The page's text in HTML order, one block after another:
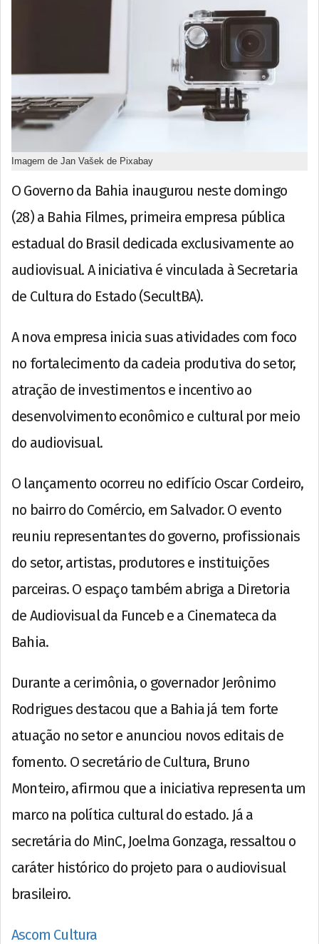
Imagem de Jan Vašek de Pixabay
O Governo da Bahia inaugurou neste domingo
(28) a Bahia Filmes, primeira empresa pública
estadual do Brasil dedicada exclusivamente ao
audiovisual. A iniciativa é vinculada à Secretaria
de Cultura do Estado (SecultBA).
A nova empresa inicia suas atividades com foco
no fortalecimento da cadeia produtiva do setor,
atração de investimentos e incentivo ao
desenvolvimento econômico e cultural por meio
do audiovisual.
O lançamento ocorreu no edifício Oscar Cordeiro,
no bairro do Comércio, em Salvador. O evento
reuniu representantes do governo, profissionais
do setor, artistas, produtores e instituições
parceiras. O espaço também abriga a Diretoria
de Audiovisual da Funceb e a Cinemateca da
Bahia.
Durante a cerimônia, o governador Jerônimo
Rodrigues destacou que a Bahia já tem forte
atuação no setor e anunciou novos editais de
fomento. O secretário de Cultura, Bruno
Monteiro, afirmou que a iniciativa representa um
marco na política cultural do estado. Já a
secretária do MinC, Joelma Gonzaga, ressaltou o
caráter histórico do projeto para o audiovisual
brasileiro.
Ascom Cultura